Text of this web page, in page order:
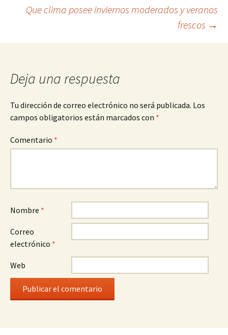
Que clima posee inviernos moderados y veranos
frescos →
Deja una respuesta
Tu dirección de correo electrónico no será publicada. Los
campos obligatorios están marcados con *
Comentario *
Nombre *
Correo
electrónico *
Web